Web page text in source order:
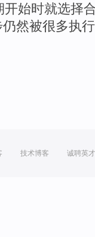
开始时就选择
仍然被很多执
技术博客 诚聘英才